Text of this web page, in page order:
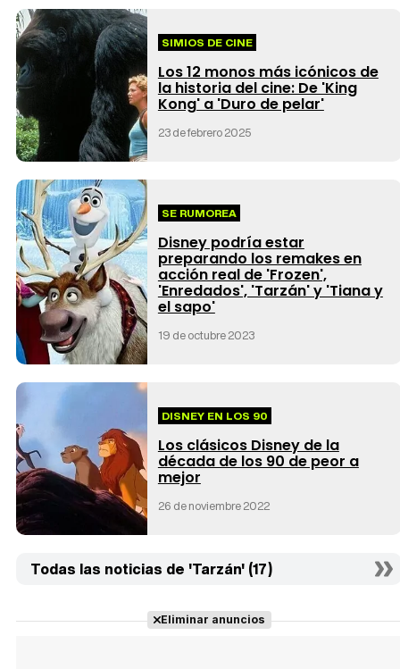
SIMIOS DE CINE
Los 12 monos más icónicos de
la historia del cine: De 'King
Kong' a 'Duro de pelar'
23 de febrero 2025
SE RUMOREA
Disney podría estar
preparando los remakes en
acción real de 'Frozen',
'Enredados', 'Tarzán' y 'Tiana y
el sapo'
19 de octubre 2023
DISNEY EN LOS 90
Los clásicos Disney de la
década de los 90 de peor a
mejor
26 de noviembre 2022
Todas las noticias de 'Tarzán' (17)
Eliminar anuncios